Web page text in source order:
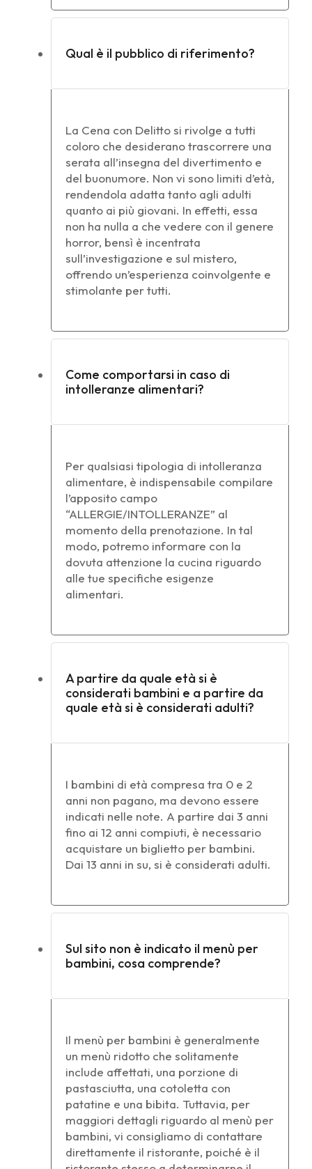
Qual è il pubblico di riferimento?
La Cena con Delitto si rivolge a tutti
coloro che desiderano trascorrere una
serata all’insegna del divertimento e
del buonumore. Non vi sono limiti d’età,
rendendola adatta tanto agli adulti
quanto ai più giovani. In effetti, essa
non ha nulla a che vedere con il genere
horror, bensì è incentrata
sull’investigazione e sul mistero,
offrendo un’esperienza coinvolgente e
stimolante per tutti.
Come comportarsi in caso di
intolleranze alimentari?
Per qualsiasi tipologia di intolleranza
alimentare, è indispensabile compilare
l’apposito campo
“ALLERGIE/INTOLLERANZE” al
momento della prenotazione. In tal
modo, potremo informare con la
dovuta attenzione la cucina riguardo
alle tue specifiche esigenze
alimentari.
A partire da quale età si è
considerati bambini e a partire da
quale età si è considerati adulti?
I bambini di età compresa tra 0 e 2
anni non pagano, ma devono essere
indicati nelle note. A partire dai 3 anni
fino ai 12 anni compiuti, è necessario
acquistare un biglietto per bambini.
Dai 13 anni in su, si è considerati adulti.
Sul sito non è indicato il menù per
bambini, cosa comprende?
Il menù per bambini è generalmente
un menù ridotto che solitamente
include affettati, una porzione di
pastasciutta, una cotoletta con
patatine e una bibita. Tuttavia, per
maggiori dettagli riguardo al menù per
bambini, vi consigliamo di contattare
direttamente il ristorante, poiché è il